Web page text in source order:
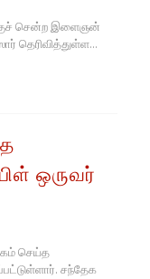
சென்ற இளைஞன்
தெரிவித்துள்ள...
ஒருவர்
செய்த
சந்தேக